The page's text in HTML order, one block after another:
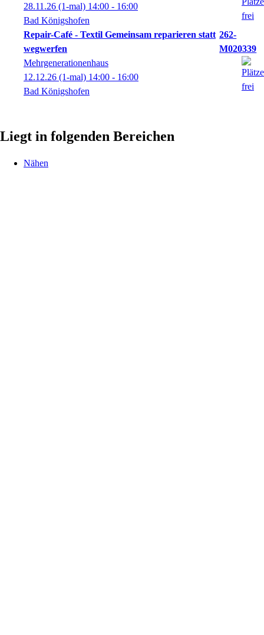
28.11.26 (1-mal) 14:00 - 16:00
Bad Königshofen
Repair-Café - Textil Gemeinsam reparieren statt
wegwerfen
262-
M020339
Mehrgenerationenhaus
12.12.26 (1-mal) 14:00 - 16:00
Bad Königshofen
Liegt in folgenden Bereichen
Nähen